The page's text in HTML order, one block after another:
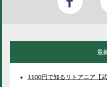
最
1100円で知るリトアニア【